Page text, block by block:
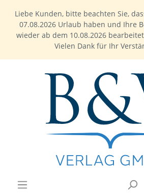
Liebe Kunden, bitte beachten Sie,
07.08.2026 Urlaub haben und Ihre
wieder ab dem 10.08.2026
Vielen Dank für Ihr